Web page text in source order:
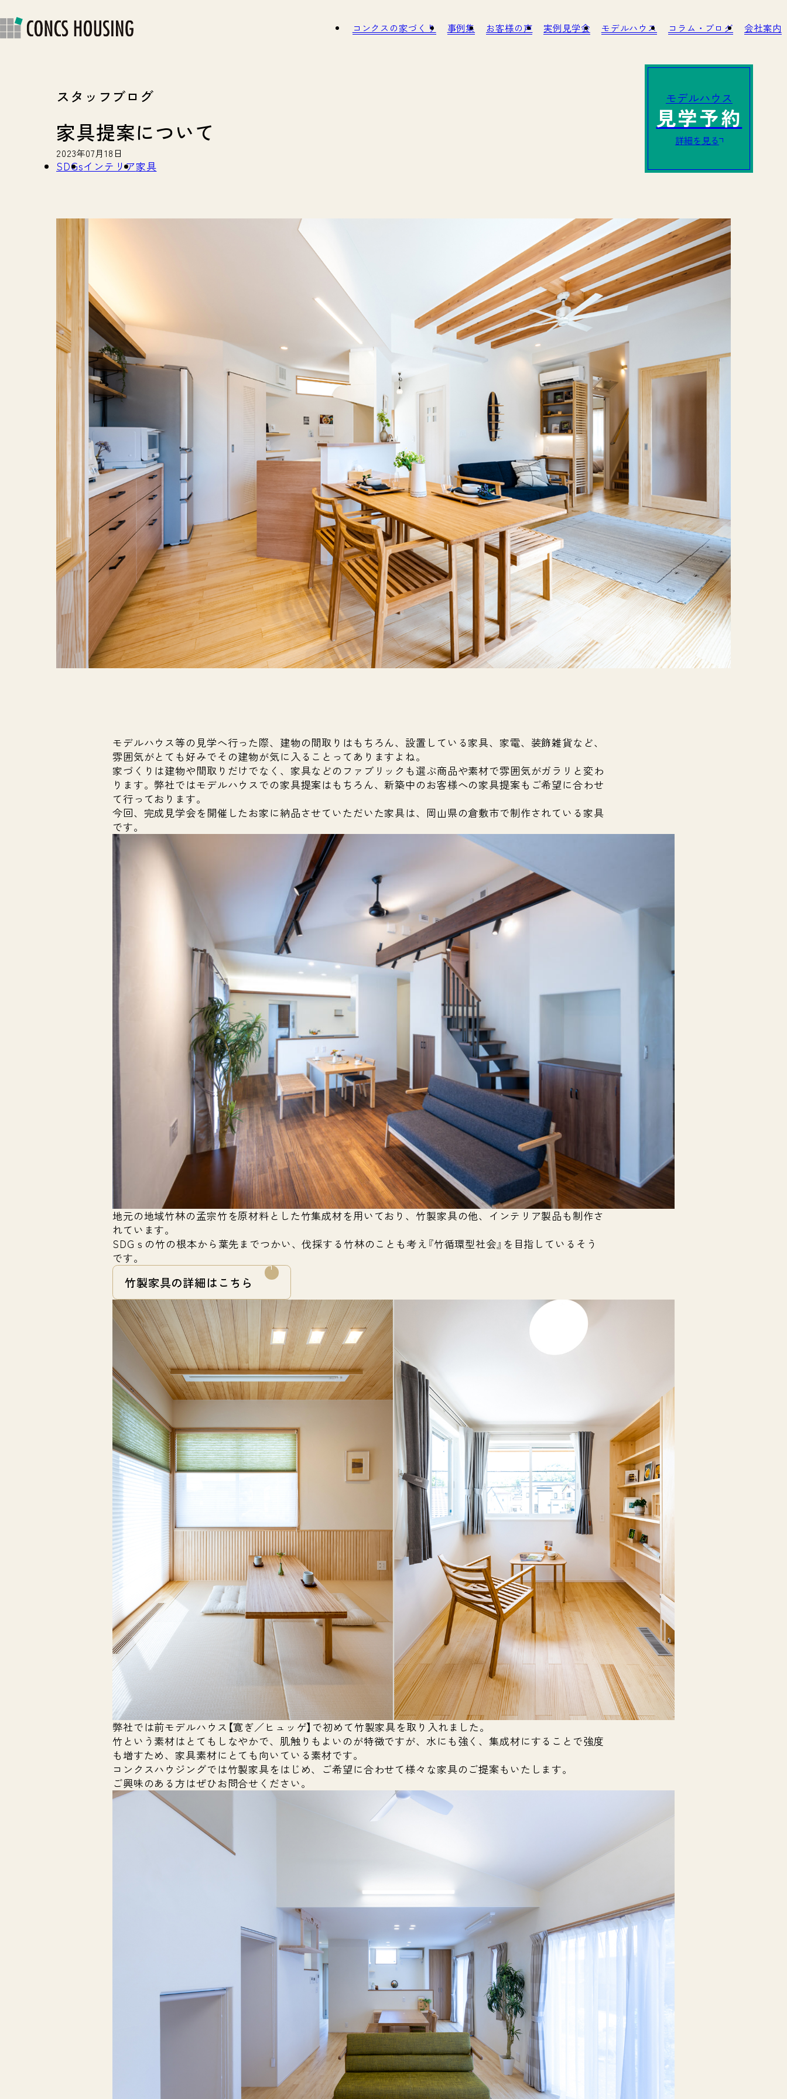
コンクスの家づくり 事例集 お客様の声 実例見学会 モデルハウス コラム・ブログ
モデルハウス
見学予約
詳細を見る
スタッフブログ
家具提案について
2023年07月18日
SDGsインテリア家具
モデルハウス等の見学へ行った際、建物の間取りはもちろん、設置している家具、家電、装飾雑貨など、
雰囲気がとても好みでその建物が気に入ることってありますよね。
家づくりは建物や間取りだけでなく、家具などのファブリックも選ぶ商品や素材で雰囲気がガラリと変わ
ります。弊社ではモデルハウスでの家具提案はもちろん、新築中のお客様への家具提案もご希望に合わせ
て行っております。
今回、完成見学会を開催したお家に納品させていただいた家具は、岡山県の倉敷市で制作されている家具
です。
地元の地域竹林の孟宗竹を原材料とした竹集成材を用いており、竹製家具の他、インテリア製品も制作さ
れています。
SDGｓの竹の根本から葉先までつかい、伐採する竹林のことも考え『竹循環型社会』を目指しているそう
です。
竹製家具の詳細はこちら
弊社では前モデルハウス【寛ぎ／ヒュッゲ】で初めて竹製家具を取り入れました。
竹という素材はとてもしなやかで、肌触りもよいのが特徴ですが、水にも強く、集成材にすることで強度
も増すため、家具素材にとても向いている素材です。
コンクスハウジングでは竹製家具をはじめ、ご希望に合わせて様々な家具のご提案もいたします。
ご興味のある方はぜひお問合せください。